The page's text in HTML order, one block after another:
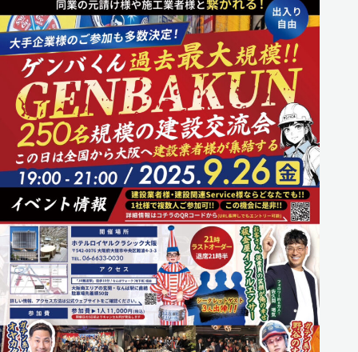
COMPANY
運営情報
MEMBER
メンバー紹介
GENBAKUN-HERO
GENBAKUN HEROES